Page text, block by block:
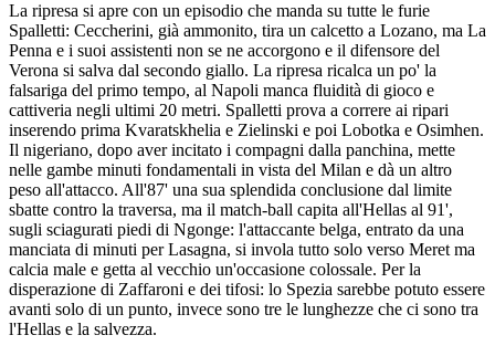
La ripresa si apre con un episodio che manda su tutte le furie
Spalletti: Ceccherini, già ammonito, tira un calcetto a Lozano, ma La
Penna e i suoi assistenti non se ne accorgono e il difensore del
Verona si salva dal secondo giallo. La ripresa ricalca un po' la
falsariga del primo tempo, al Napoli manca fluidità di gioco e
cattiveria negli ultimi 20 metri. Spalletti prova a correre ai ripari
inserendo prima Kvaratskhelia e Zielinski e poi Lobotka e Osimhen.
Il nigeriano, dopo aver incitato i compagni dalla panchina, mette
nelle gambe minuti fondamentali in vista del Milan e dà un altro
peso all'attacco. All'87' una sua splendida conclusione dal limite
sbatte contro la traversa, ma il match-ball capita all'Hellas al 91',
sugli sciagurati piedi di Ngonge: l'attaccante belga, entrato da una
manciata di minuti per Lasagna, si invola tutto solo verso Meret ma
calcia male e getta al vecchio un'occasione colossale. Per la
disperazione di Zaffaroni e dei tifosi: lo Spezia sarebbe potuto essere
avanti solo di un punto, invece sono tre le lunghezze che ci sono tra
l'Hellas e la salvezza.